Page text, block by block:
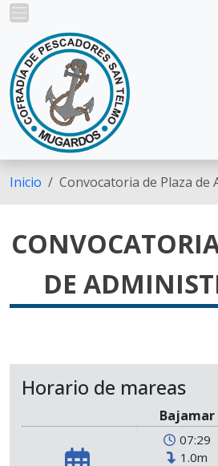
Pasar al contenido principal
Inicio Convocatoria de Plaza de
DE
Horario de mareas
Bajamar
07:29
1.0m